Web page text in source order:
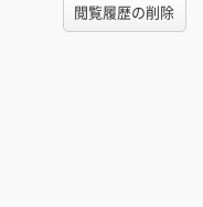
閲覧履歴の削除